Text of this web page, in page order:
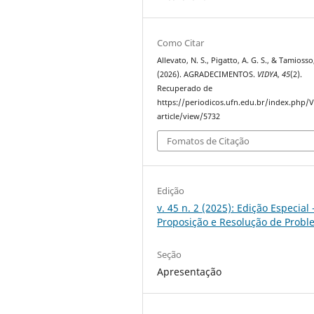
Como Citar
Allevato, N. S., Pigatto, A. G. S., &
(2026). AGRADECIMENTOS. VIDYA,45(2).
Recuperado de
https://periodicos.ufn.edu.br/index.php/
article/view/5732
Fomatos de Citação
Edição
v. 45 n. 2 (2025): Edição Especial
Proposição e Resolução de
Seção
Apresentação